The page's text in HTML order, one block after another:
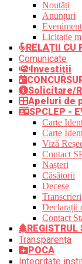
Noutăți
Anunțuri
Licitație
RELAȚII CU
Comunicate
Investiții
Solicitare/
Apeluri de
SPCLEP -
Carte
Carte
Viză
Contact
Nașteri
Căsătorii
Decese
Transcrieri
Declarații
Contact
REGISTRUL
Transparența
POCA
Integritate